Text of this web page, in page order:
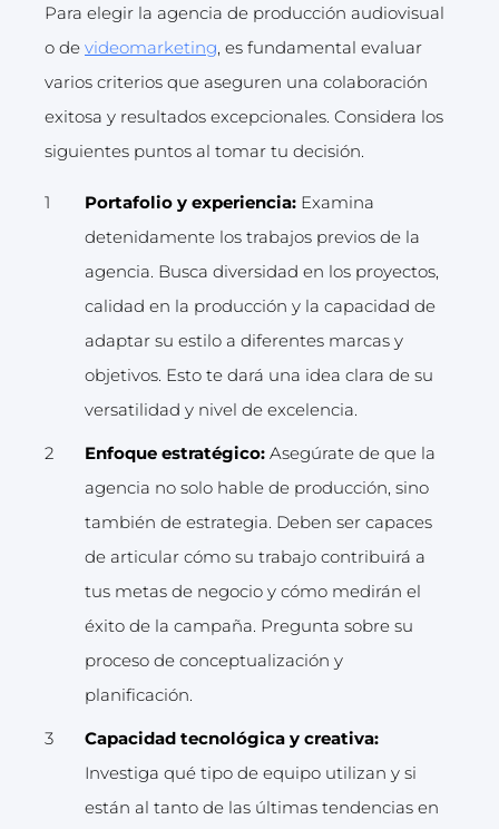
Para elegir la agencia de producción audiovisual
o de videomarketing, es fundamental evaluar
varios criterios que aseguren una colaboración
exitosa y resultados excepcionales. Considera los
siguientes puntos al tomar tu decisión.
Portafolio y experiencia: Examina
detenidamente los trabajos previos de la
agencia. Busca diversidad en los proyectos,
calidad en la producción y la capacidad de
adaptar su estilo a diferentes marcas y
objetivos. Esto te dará una idea clara de su
versatilidad y nivel de excelencia.
Enfoque estratégico: Asegúrate de que la
agencia no solo hable de producción, sino
también de estrategia. Deben ser capaces
de articular cómo su trabajo contribuirá a
tus metas de negocio y cómo medirán el
éxito de la campaña. Pregunta sobre su
proceso de conceptualización y
planificación.
Capacidad tecnológica y creativa:
Investiga qué tipo de equipo utilizan y si
están al tanto de las últimas tendencias en